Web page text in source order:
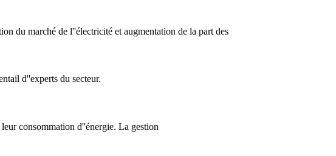
du marché de l''électricité et augmentation de la part des
d''experts du secteur.
consommation d''énergie. La gestion